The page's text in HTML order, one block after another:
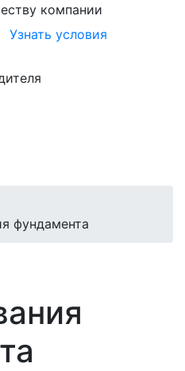
компании
Узнать условия
фундамента